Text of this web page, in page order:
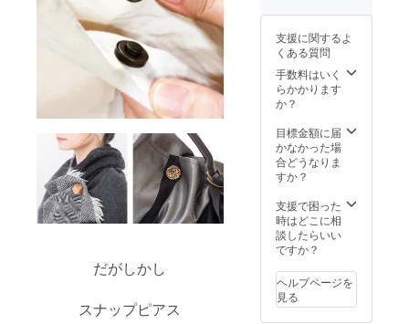
だがしかし
スナップピアス
礼状を
お送り
致しま
す。
支援に関するよ
くある質問
手数料はいく
らかかります
か？
目標金額に届
かなかった場
合どうなりま
すか？
支援で困った
時はどこに相
談したらいい
ですか？
ヘルプページを
見る